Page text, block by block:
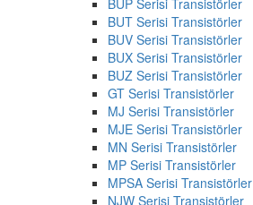
BUP Serisi Transistörler
BUT Serisi Transistörler
BUV Serisi Transistörler
BUX Serisi Transistörler
BUZ Serisi Transistörler
GT Serisi Transistörler
MJ Serisi Transistörler
MJE Serisi Transistörler
MN Serisi Transistörler
MP Serisi Transistörler
MPSA Serisi Transistörler
NJW Serisi Transistörler